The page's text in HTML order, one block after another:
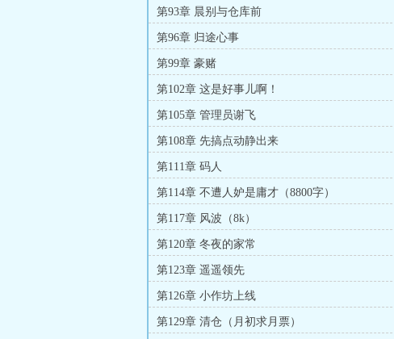
第93章 晨别与仓库前
第96章 归途心事
第99章 豪赌
第102章 这是好事儿啊！
第105章 管理员谢飞
第108章 先搞点动静出来
第111章 码人
第114章 不遭人妒是庸才（8800字）
第117章 风波（8k）
第120章 冬夜的家常
第123章 遥遥领先
第126章 小作坊上线
第129章 清仓（月初求月票）